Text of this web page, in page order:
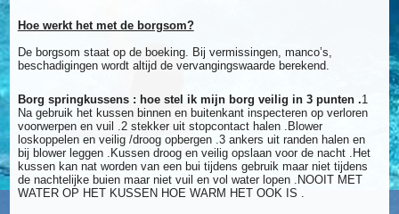
Hoe werkt het met de borgsom?
De borgsom staat op de boeking. Bij vermissingen, manco’s,
beschadigingen wordt altijd de vervangingswaarde berekend.
Borg springkussens : hoe stel ik mijn borg veilig in 3 punten .1
Na gebruik het kussen binnen en buitenkant inspecteren op verloren
voorwerpen en vuil .2 stekker uit stopcontact halen .Blower
loskoppelen en veilig /droog opbergen .3 ankers uit randen halen en
bij blower leggen .Kussen droog en veilig opslaan voor de nacht .Het
kussen kan nat worden van een bui tijdens gebruik maar niet tijdens
de nachtelijke buien maar niet vuil en vol water lopen .NOOIT MET
WATER OP HET KUSSEN HOE WARM HET OOK IS .